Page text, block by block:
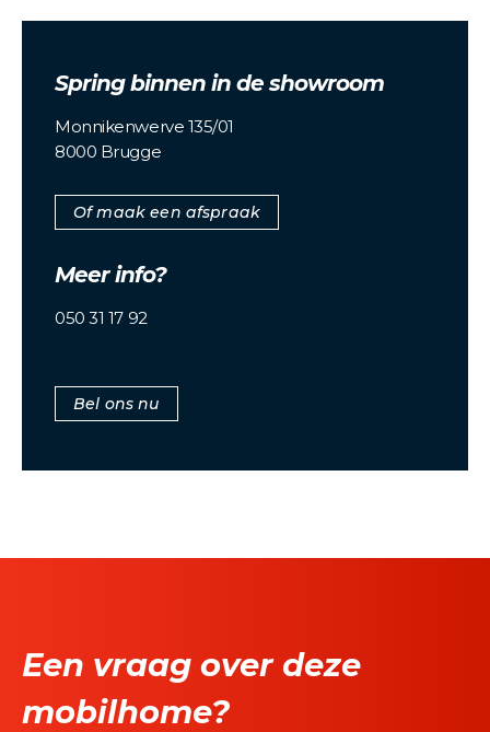
Spring binnen in de showroom
Monnikenwerve 135/01
8000 Brugge
Of maak een afspraak
Meer info?
050 31 17 92
Bel ons nu
Een vraag over deze
mobilhome?